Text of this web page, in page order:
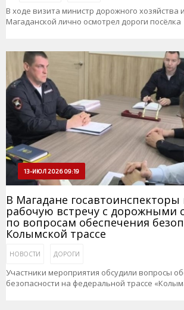
В ходе визита министр дорожного хозяйства
Магаданской лично осмотрел дороги посёлка
13-ИЮЛ 2026 09:19
В Магадане госавтоинспекторы
рабочую встречу с дорожными
по вопросам обеспечения
Колымской трассе
НОВОСТИ ДОРОГИ
Участники мероприятия обсудили вопросы
безопасности на федеральной трассе